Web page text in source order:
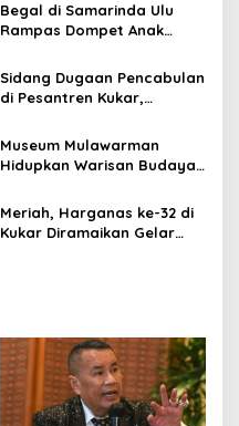
Begal di Samarinda Ulu
Rampas Dompet Anak
Ditangkap di Samboja
Sidang Dugaan Pencabulan
di Pesantren Kukar,
Minta Rehabilitasi
Museum Mulawarman
Hidupkan Warisan Budaya
Tradisional
Meriah, Harganas ke-32 di
Kukar Diramaikan Gelar